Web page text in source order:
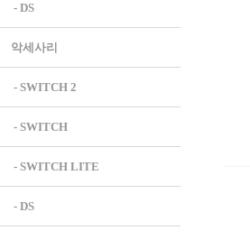
- DS
악세사리
- SWITCH 2
- SWITCH
- SWITCH LITE
- DS